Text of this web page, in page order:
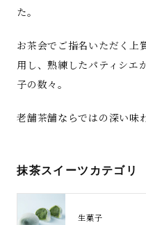
た。
お茶会でご指名いただく上
用し、熟練したパティシエ
子の数々。
老舗茶舗ならではの深い味
抹茶スイーツカテゴリ
生菓子